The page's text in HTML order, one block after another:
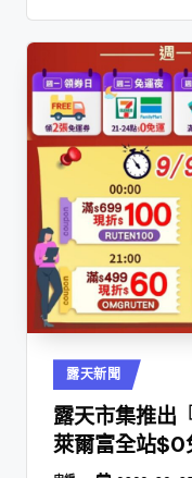
Posted
in
露天新聞
露天市集推出
萊爾富全站$0